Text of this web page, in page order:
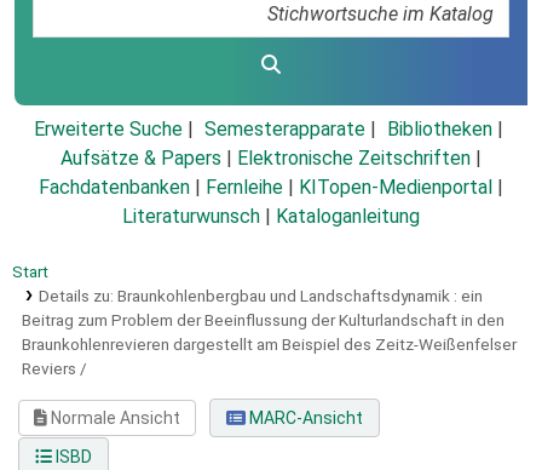
Erweiterte Suche Semesterapparate
Bibliotheken
Aufsätze & Papers
Elektronische Zeitschriften
Fachdatenbanken
Fernleihe KITopen-Medienportal
Literaturwunsch
Kataloganleitung
Start
Details zu: Braunkohlenbergbau und Landschaftsdynamik : ein
Beitrag zum Problem der Beeinflussung der Kulturlandschaft in den
Braunkohlenrevieren dargestellt am Beispiel des Zeitz-Weißenfelser
Reviers /
Normale Ansicht
MARC-Ansicht
ISBD